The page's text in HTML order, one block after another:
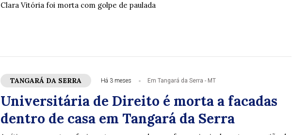
Clara Vitória foi morta com golpe de paulada
TANGARÁ DA SERRA Há 3 meses Em Tangará da Serra - MT
Universitária de Direito é morta a facadas
dentro de casa em Tangará da Serra